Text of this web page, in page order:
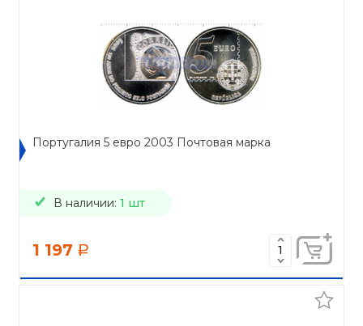
Португалия 5 евро 2003 Почтовая марка
В наличии: 1 шт
1 197 a